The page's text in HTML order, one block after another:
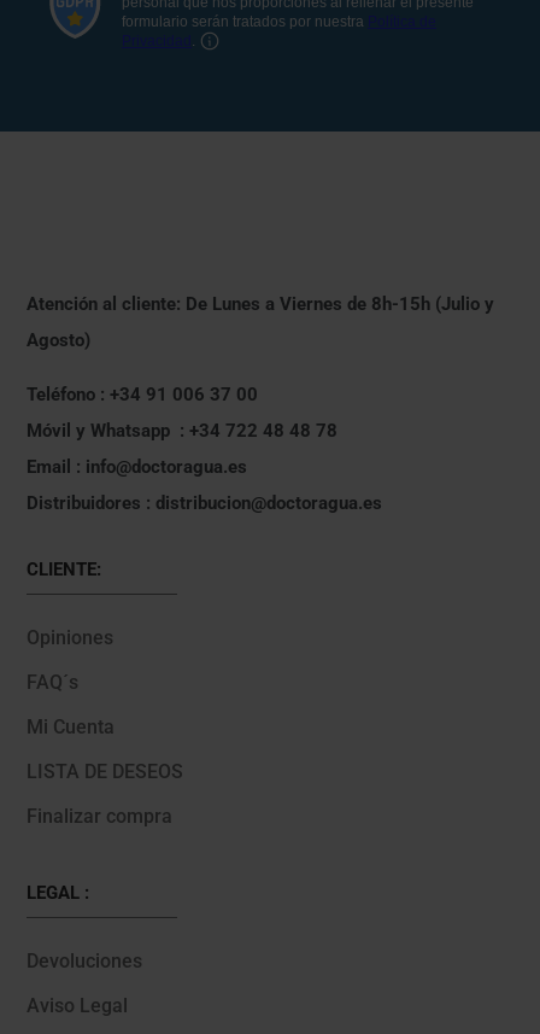
Atención al cliente: De Lunes a Viernes de 8h-15h (Julio y
Agosto)
Teléfono : +34 91 006 37 00
Móvil y Whatsapp : +34 722 48 48 78
Email : info@doctoragua.es
Distribuidores : distribucion@doctoragua.es
CLIENTE:
Opiniones
FAQ´s
Mi Cuenta
LISTA DE DESEOS
Finalizar compra
LEGAL :
Devoluciones
Aviso Legal